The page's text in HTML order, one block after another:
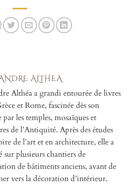
ALTHEA
Althéa a grandi entourée de livres
et Rome, fascinée dès son
par les temples, mosaïques et
de l’Antiquité. Après des études
de l’art et en architecture, elle a
sur plusieurs chantiers de
de bâtiments anciens, avant de
vers la décoration d’intérieur.